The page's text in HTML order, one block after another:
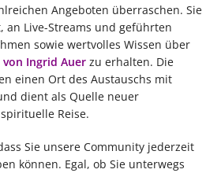
Angeboten überraschen. Sie
an Live-Streams und geführten
sowie wertvolles Wissen über
Ingrid Auer zu erhalten. Die
einen Ort des Austauschs mit
dient als Quelle neuer
Reise.
Sie unsere Community jederzeit
können. Egal, ob Sie unterwegs